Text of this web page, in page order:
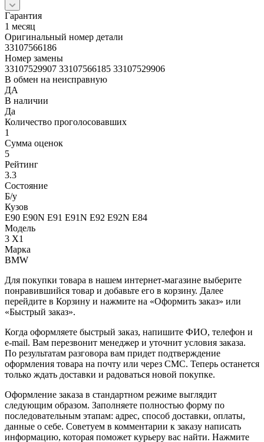
Гарантия
1 месяц
Оригинальный номер детали
33107566186
Номер замены
33107529907 33107566185 33107529906
В обмен на неисправную
ДА
В наличии
Да
Количество проголосовавших
1
Сумма оценок
5
Рейтинг
3.3
Состояние
Б/y
Кузов
E90 E90N E91 E91N E92 E92N E84
Модель
3 X1
Марка
BMW
Для покупки товара в нашем интернет-магазине выберите
понравившийся товар и добавьте его в корзину. Далее
перейдите в Корзину и нажмите на «Оформить заказ» или
«Быстрый заказ».
Когда оформляете быстрый заказ, напишите ФИО, телефон и
e-mail. Вам перезвонит менеджер и уточнит условия заказа.
По результатам разговора вам придет подтверждение
оформления товара на почту или через СМС. Теперь останется
только ждать доставки и радоваться новой покупке.
Оформление заказа в стандартном режиме выглядит
следующим образом. Заполняете полностью форму по
последовательным этапам: адрес, способ доставки, оплаты,
данные о себе. Советуем в комментарии к заказу написать
информацию, которая поможет курьеру вас найти. Нажмите